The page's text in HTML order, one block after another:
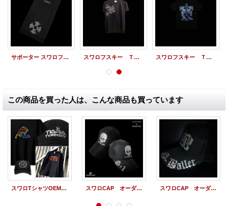
サポーター スワロフスキー クロス ロゴ サポーター スワロフスキー Ｔシャツ ドラゴン スワロTシャツ オーダーメイド カスタム スワロフスキー Ｔシャツ エンブレム スワロＴシャツ オーダーメイド
この商品を買った人は、こんな商品も買っています
スワロTシャツOEM【SWAROVSKI / PRINT ORDER〜スワロフスキー加工・プリントオーダー〜】デザイン・ロゴ制作も承ります！ スワロCAP オーダーメイド 製作 オーダーキャップ イニシャル スワロCAP オーダーメイド 製作 オーダーキャップ イニシャル